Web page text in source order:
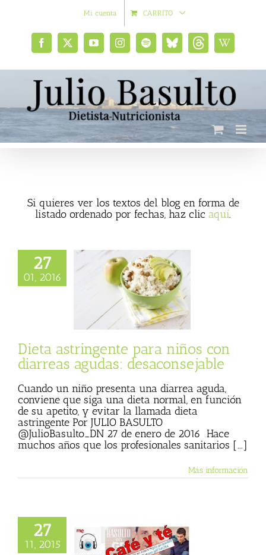
Mi cuenta CARRITO
Facebook
X YouTubeInstagramSpotifyBluesky
social
ThreadsWikipedia
Si quieres ver los textos del blog en forma de
listado ordenado por fechas, haz clic aquí.
27
01, 2016
para
Dieta astringente para niños con
diarreas agudas: desaconsejable
Cuando un niño presenta una diarrea aguda,
conviene que siga una dieta normal, en función
de su apetito, y evitar la llamada dieta
astringente Por JULIO BASULTO
@JulioBasulto_DN 27 de enero de 2016 Hace
muchos años que los profesionales sanitarios [...]
Más información
27
11, 2015
Podcast de
programa